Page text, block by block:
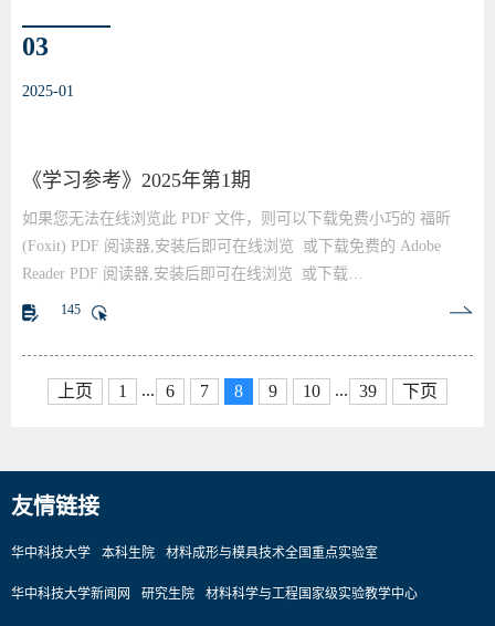
03
2025-01
《学习参考》2025年第1期
如果您无法在线浏览此 PDF 文件，则可以下载免费小巧的 福昕
(Foxit) PDF 阅读器,安装后即可在线浏览 或下载免费的 Adobe
Reader PDF 阅读器,安装后即可在线浏览 或下载…
145
上页 1 ... 6 7 8 9 10 ... 39 下页
友情链接
华中科技大学 本科生院 材料成形与模具技术全国重点实验室
华中科技大学新闻网 研究生院 材料科学与工程国家级实验教学中心